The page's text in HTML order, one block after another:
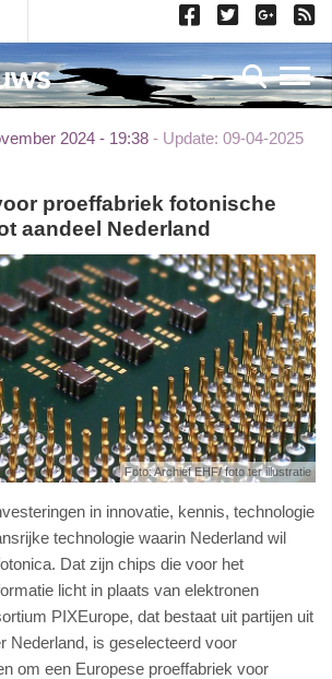
2024 - 19:38
Update: 09-04-2025
aandeel Nederland
Foto: Archief EHF/ foto ter illustratie
in innovatie, kennis, technologie
technologie waarin Nederland wil
Dat zijn chips die voor het
licht in plaats van elektronen
PIXEurope, dat bestaat uit partijen uit
Nederland, is geselecteerd voor
om een Europese proeffabriek voor